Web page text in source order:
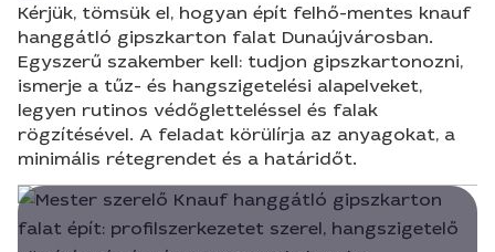
Kérjük, tömsük el, hogyan épít felhő-mentes knauf
hanggátló gipszkarton falat Dunaújvárosban.
Egyszerű szakember kell: tudjon gipszkartonozni,
ismerje a tűz- és hangszigetelési alapelveket,
legyen rutinos védőgletteléssel és falak
rögzítésével. A feladat körülírja az anyagokat, a
minimális rétegrendet és a határidőt.